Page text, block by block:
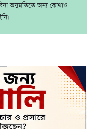
অনুমতিতে অন্য কোথাও